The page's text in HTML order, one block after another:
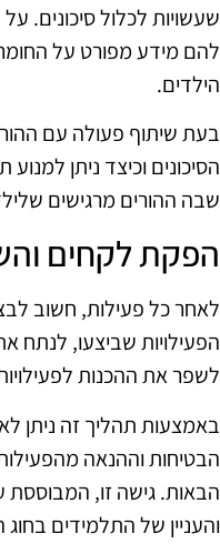
שעשויות לכלול סיכונים.
להם מידע מפורט על
הילדים.
בעת שיתוף פעולה עם
הסיכונים וכיצד ניתן
שבה ההורים מרגישים
הפקת לקחים
לאחר כל פעילות, חשוב
הפעילויות שביצעו, לנתח
לשפר את ההכנות
באמצעות תהליך זה ניתן
הבטיחות וההנאה מהפעילות.
הבאות. גישה זו,
והעניין של התלמידים